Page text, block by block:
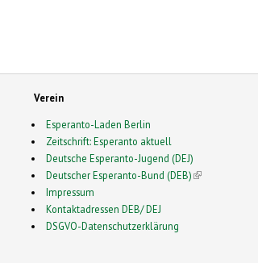
Verein
Esperanto-Laden Berlin
Zeitschrift: Esperanto aktuell
Deutsche Esperanto-Jugend (DEJ)
Deutscher Esperanto-Bund (DEB)(link is external)
Impressum
Kontaktadressen DEB/ DEJ
DSGVO-Datenschutzerklärung